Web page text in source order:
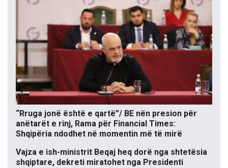
“Rruga jonë është e qartë”/ BE nën presion për
anëtarët e rinj, Rama për Financial Times:
Shqipëria ndodhet në momentin më të mirë
Vajza e ish-ministrit Beqaj heq dorë nga shtetësia
shqiptare, dekreti miratohet nga Presidenti